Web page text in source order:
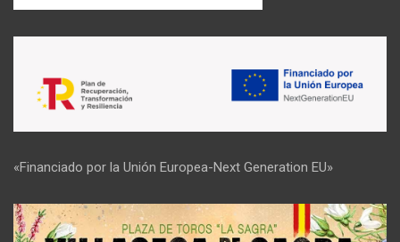
«Financiado por la Unión Europea-Next Generation EU»